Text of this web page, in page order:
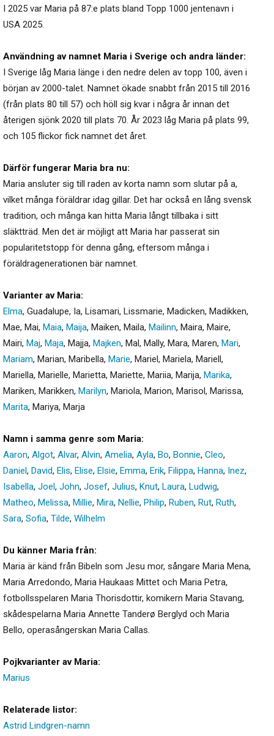
I 2025 var Maria på 87:e plats bland Topp 1000 jentenavn i
USA 2025.
Användning av namnet Maria i Sverige och andra länder:
I Sverige låg Maria länge i den nedre delen av topp 100, även i
början av 2000-talet. Namnet ökade snabbt från 2015 till 2016
(från plats 80 till 57) och höll sig kvar i några år innan det
återigen sjönk 2020 till plats 70. År 2023 låg Maria på plats 99,
och 105 flickor fick namnet det året.
Därför fungerar Maria bra nu:
Maria ansluter sig till raden av korta namn som slutar på a,
vilket många föräldrar idag gillar. Det har också en lång svensk
tradition, och många kan hitta Maria långt tillbaka i sitt
släktträd. Men det är möjligt att Maria har passerat sin
popularitetstopp för denna gång, eftersom många i
föräldragenerationen bär namnet.
Varianter av Maria:
Elma, Guadalupe, Ia, Lisamari, Lissmarie, Madicken, Madikken,
Mae, Mai, Maia, Maija, Maiken, Maila, Mailinn, Maira, Maire,
Mairi, Maj, Maja, Majja, Majken, Mal, Mally, Mara, Maren, Mari,
Mariam, Marian, Maribella, Marie, Mariel, Mariela, Mariell,
Mariella, Marielle, Marietta, Mariette, Mariia, Marija, Marika,
Mariken, Marikken, Marilyn, Mariola, Marion, Marisol, Marissa,
Marita, Mariya, Marja
Namn i samma genre som Maria:
Aaron, Algot, Alvar, Alvin, Amelia, Ayla, Bo, Bonnie, Cleo,
Daniel, David, Elis, Elise, Elsie, Emma, Erik, Filippa, Hanna, Inez,
Isabella, Joel, John, Josef, Julius, Knut, Laura, Ludwig,
Matheo, Melissa, Millie, Mira, Nellie, Philip, Ruben, Rut, Ruth,
Sara, Sofia, Tilde, Wilhelm
Du känner Maria från:
Maria är känd från Bibeln som Jesu mor, sångare Maria Mena,
Maria Arredondo, Maria Haukaas Mittet och Maria Petra,
fotbollsspelaren Maria Thorisdottir, komikern Maria Stavang,
skådespelarna Maria Annette Tanderø Berglyd och Maria
Bello, operasångerskan Maria Callas.
Pojkvarianter av Maria:
Marius
Relaterade listor:
Astrid Lindgren-namn